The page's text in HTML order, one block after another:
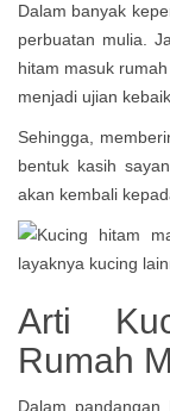
Dalam banyak
perbuatan mulia.
hitam masuk
menjadi ujian
Sehingga,
bentuk kasih
akan kembali
Arti
Rumah
Dalam